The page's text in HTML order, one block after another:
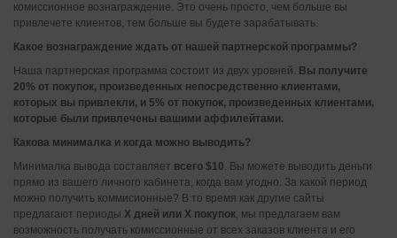
комиссионное вознаграждение. Это очень просто, чем больше вы
привлечете клиентов, тем больше вы будете зарабатывать.
Какое вознаграждение ждать от нашей партнерской программы?
Наша партнерская программа состоит из двух уровней. Вы получите
20% от покупок, произведенных непосредственно клиентами,
которых вы привлекли, и 5% от покупок, произведенных клиентами,
которые были привлечены вашими аффилейтами.
Какова минималка и когда можно выводить?
Минималка вывода составляет всего $10. Вы можете выводить деньги
прямо из вашего личного кабинета, когда вам угодно. За какой период
можно получить коммисионные? В то время как другие сайты
предлагают периоды X дней или X покупок, мы предлагаем вам
возможность получать комиссионные от всех заказов клиента и его